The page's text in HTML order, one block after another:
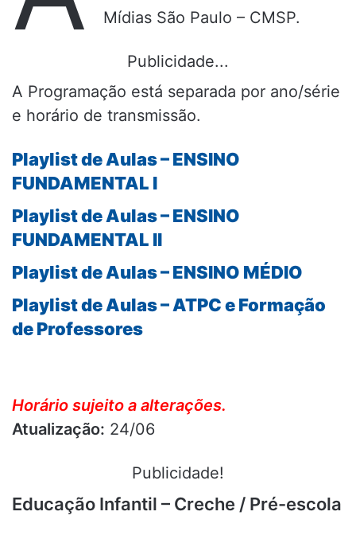
Mídias São Paulo – CMSP.
Publicidade...
A Programação está separada por ano/série
e horário de transmissão.
Playlist de Aulas – ENSINO
FUNDAMENTAL I
Playlist de Aulas – ENSINO
FUNDAMENTAL II
Playlist de Aulas – ENSINO MÉDIO
Playlist de Aulas – ATPC e Formação
de Professores
Horário sujeito a alterações.
Atualização: 24/06
Publicidade!
Educação Infantil – Creche / Pré-escola